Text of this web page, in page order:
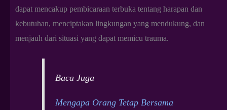
dapat mencakup pembicaraan terbuka tentang harapan dan
kebutuhan, menciptakan lingkungan yang mendukung, dan
menjauh dari situasi yang dapat memicu trauma.
Baca Juga
Mengapa Orang Tetap Bersama